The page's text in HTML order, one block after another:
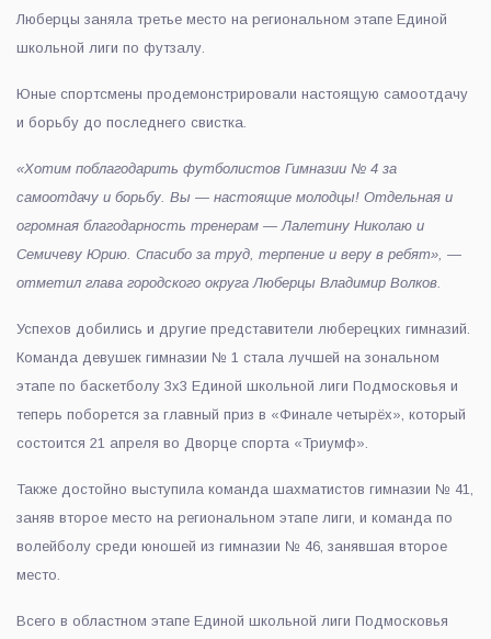
Люберцы заняла третье место на региональном этапе Единой
школьной лиги по футзалу.
Юные спортсмены продемонстрировали настоящую самоотдачу
и борьбу до последнего свистка.
«Хотим поблагодарить футболистов Гимназии № 4 за
самоотдачу и борьбу. Вы — настоящие молодцы! Отдельная и
огромная благодарность тренерам — Лалетину Николаю и
Семичеву Юрию. Спасибо за труд, терпение и веру в ребят», —
отметил глава городского округа Люберцы Владимир Волков.
Успехов добились и другие представители люберецких гимназий.
Команда девушек гимназии № 1 стала лучшей на зональном
этапе по баскетболу 3x3 Единой школьной лиги Подмосковья и
теперь поборется за главный приз в «Финале четырёх», который
состоится 21 апреля во Дворце спорта «Триумф».
Также достойно выступила команда шахматистов гимназии № 41,
заняв второе место на региональном этапе лиги, и команда по
волейболу среди юношей из гимназии № 46, занявшая второе
место.
Всего в областном этапе Единой школьной лиги Подмосковья